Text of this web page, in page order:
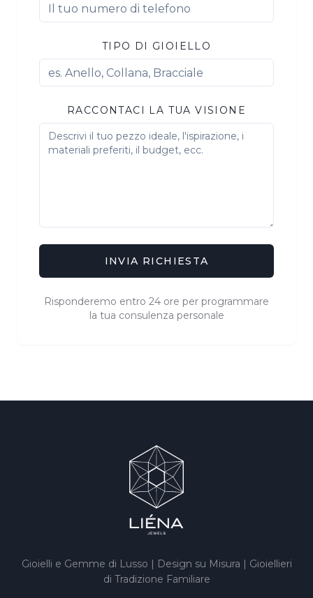
TIPO DI GIOIELLO
RACCONTACI LA TUA VISIONE
INVIA RICHIESTA
Risponderemo entro 24 ore per programmare
la tua consulenza personale
Gioielli e Gemme di Lusso | Design su Misura | Gioiellieri
di Tradizione Familiare